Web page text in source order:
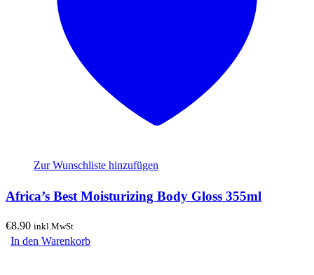
Zur Wunschliste hinzufügen
Africa’s Best Moisturizing Body Gloss 355ml
€8.90 inkl.MwSt
In den Warenkorb